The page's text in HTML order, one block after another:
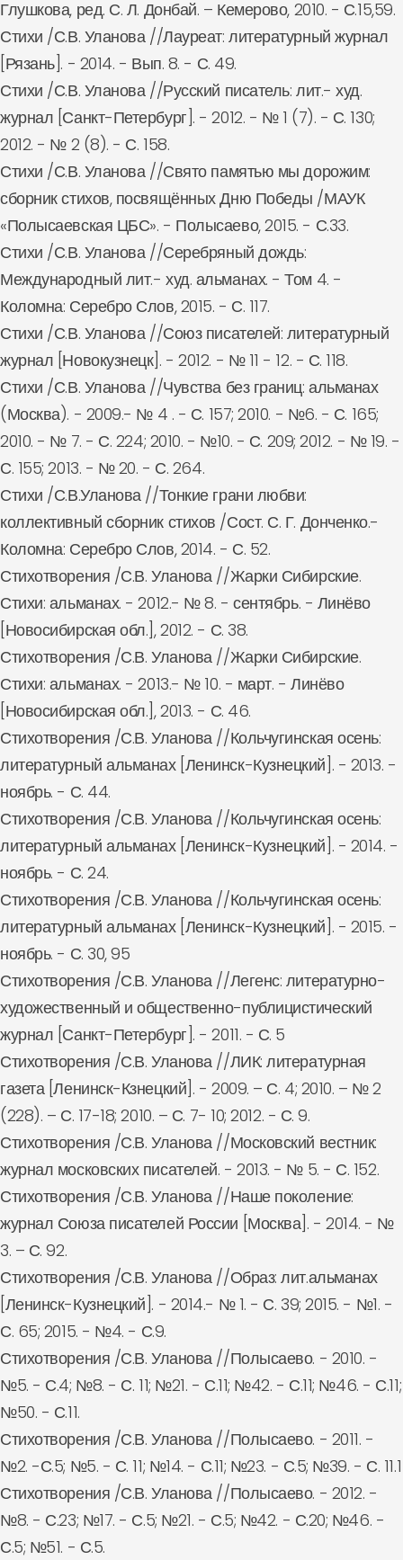
Глушкова, ред. С. Л. Донбай. – Кемерово, 2010. - С.15,59.
Стихи /С.В. Уланова //Лауреат: литературный журнал
[Рязань]. - 2014. - Вып. 8. - С. 49.
Стихи /С.В. Уланова //Русский писатель: лит.- худ.
журнал [Санкт-Петербург]. - 2012. - № 1 (7). - С. 130;
2012. - № 2 (8). - С. 158.
Стихи /С.В. Уланова //Свято памятью мы дорожим:
сборник стихов, посвящённых Дню Победы /МАУК
«Полысаевская ЦБС». - Полысаево, 2015. - С.33.
Стихи /С.В. Уланова //Серебряный дождь:
Международный лит.- худ. альманах. - Том 4. -
Коломна: Серебро Слов, 2015. - С. 117.
Стихи /С.В. Уланова //Союз писателей: литературный
журнал [Новокузнецк]. - 2012. - № 11 - 12. - С. 118.
Стихи /С.В. Уланова //Чувства без границ: альманах
(Москва). - 2009.- № 4 . - С. 157; 2010. - №6. - С. 165;
2010. - № 7. - С. 224; 2010. - №10. - С. 209; 2012. - № 19. -
С. 155; 2013. - № 20. - С. 264.
Стихи /С.В.Уланова //Тонкие грани любви:
коллективный сборник стихов /Сост. С. Г. Донченко.-
Коломна: Серебро Слов, 2014. - С. 52.
Стихотворения /С.В. Уланова //Жарки Сибирские.
Стихи: альманах. - 2012.- № 8. - сентябрь. - Линёво
[Новосибирская обл.], 2012. - С. 38.
Стихотворения /С.В. Уланова //Жарки Сибирские.
Стихи: альманах. - 2013.- № 10. - март. - Линёво
[Новосибирская обл.], 2013. - С. 46.
Стихотворения /С.В. Уланова //Кольчугинская осень:
литературный альманах [Ленинск-Кузнецкий]. - 2013. -
ноябрь. - С. 44.
Стихотворения /С.В. Уланова //Кольчугинская осень:
литературный альманах [Ленинск-Кузнецкий]. - 2014. -
ноябрь. - С. 24.
Стихотворения /С.В. Уланова //Кольчугинская осень:
литературный альманах [Ленинск-Кузнецкий]. - 2015. -
ноябрь. - С. 30, 95
Стихотворения /С.В. Уланова //Легенс: литературно-
художественный и общественно-публицистический
журнал [Санкт-Петербург]. - 2011. - С. 5
Стихотворения /С.В. Уланова //ЛИК: литературная
газета [Ленинск-Кзнецкий]. - 2009. – С. 4; 2010. – № 2
(228). – С. 17-18; 2010. – С. 7- 10; 2012. - С. 9.
Стихотворения /С.В. Уланова //Московский вестник:
журнал московских писателей. - 2013. - № 5. - С. 152.
Стихотворения /С.В. Уланова //Наше поколение:
журнал Союза писателей России [Москва]. - 2014. - №
3. – С. 92.
Стихотворения /С.В. Уланова //Образ: лит.альманах
[Ленинск-Кузнецкий]. - 2014.- № 1. - С. 39; 2015. - №1. -
С. 65; 2015. - №4. - С.9.
Стихотворения /С.В. Уланова //Полысаево. - 2010. -
№5. - С.4; №8. - С. 11; №21. - С.11; №42. - С.11; №46. - С.11;
№50. - С.11.
Стихотворения /С.В. Уланова //Полысаево. - 2011. -
№2. -С.5; №5. - С. 11; №14. - С.11; №23. - С.5; №39. - С. 11.1
Стихотворения /С.В. Уланова //Полысаево. - 2012. -
№8. - С.23; №17. - С.5; №21. - С.5; №42. - С.20; №46. -
С.5; №51. - С.5.